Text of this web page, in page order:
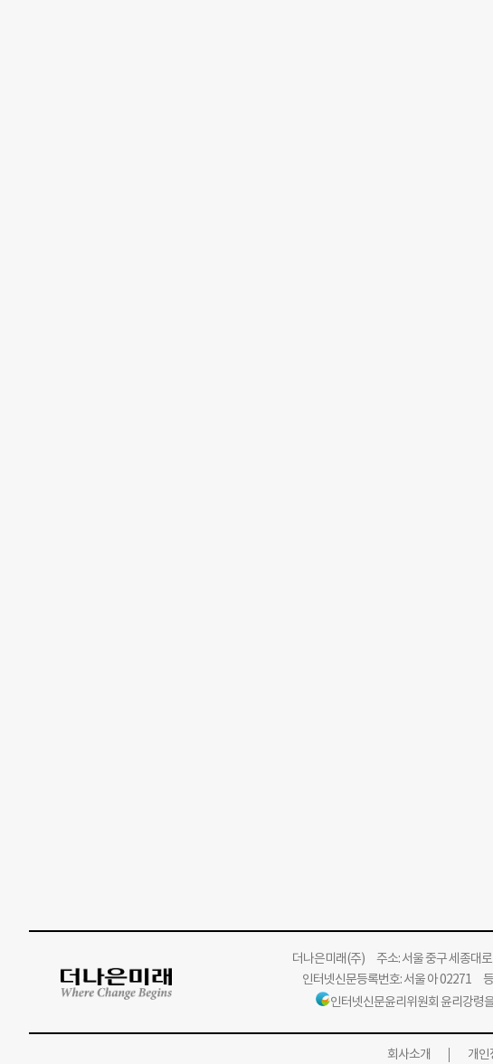
더나은미래(주)주소: 서울 중구 세종대
인터넷신문등록번호: 서울 아 02271
인터넷신문윤리위원회 윤리강령
회사소개 개인